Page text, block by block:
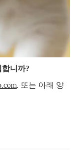
니까?
. 또는 아래 양